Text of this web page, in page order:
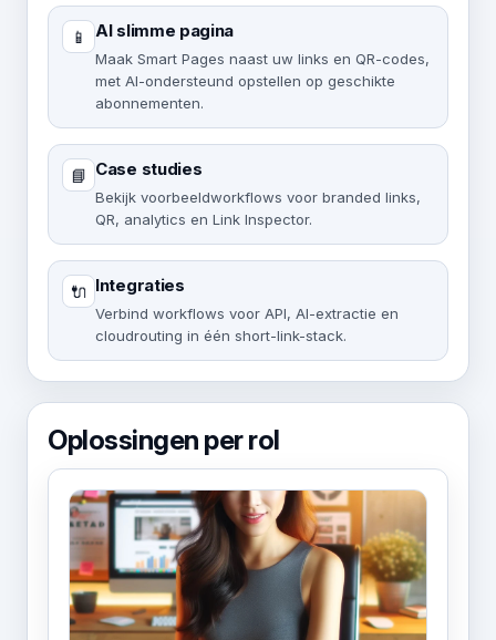
📱 AI slimme pagina
Maak Smart Pages naast uw links en QR-codes,
met AI-ondersteund opstellen op geschikte
abonnementen.
📘 Case studies
Bekijk voorbeeldworkflows voor branded links,
QR, analytics en Link Inspector.
🔌 Integraties
Verbind workflows voor API, AI-extractie en
cloudrouting in één short-link-stack.
Oplossingen per rol